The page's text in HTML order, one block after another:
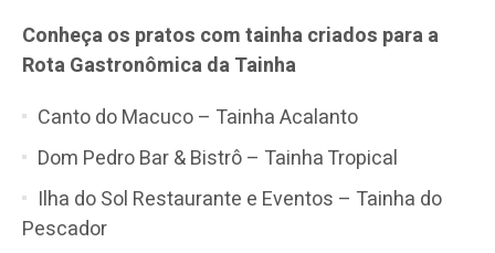
Conheça os pratos com tainha criados para a
Rota Gastronômica da Tainha
Canto do Macuco – Tainha Acalanto
Dom Pedro Bar & Bistrô – Tainha Tropical
Ilha do Sol Restaurante e Eventos – Tainha do
Pescador